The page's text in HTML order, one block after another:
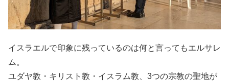
イスラエルで印象に残っているのは何と言ってもエルサレ
ム。
ユダヤ教・キリスト教・イスラム教、3つの宗教の聖地が